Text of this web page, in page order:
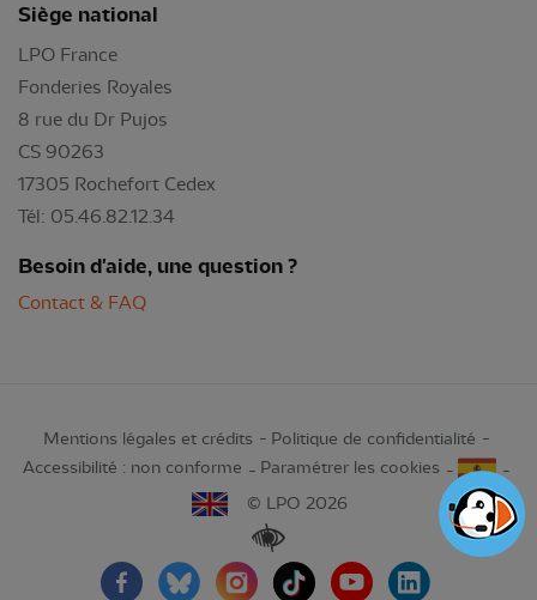
Siège national
LPO France
Fonderies Royales
8 rue du Dr Pujos
CS 90263
17305 Rochefort Cedex
Tél: 05.46.82.12.34
Besoin d'aide, une question ?
Contact & FAQ
Mentions légales et crédits
Politique de confidentialité
Accessibilité : non conforme
Paramétrer les cookies
© LPO 2026
Renforcer les contrastes